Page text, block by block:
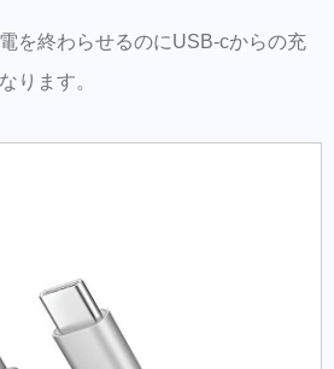
を終わらせるのにUSB-cからの充
ります。